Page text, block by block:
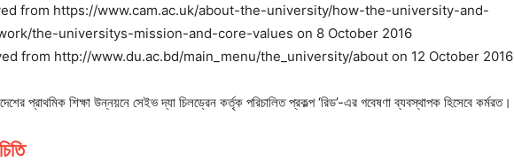
from https://www.cam.ac.uk/about-the-university/how-the-university-and-
the-universitys-mission-and-core-values on 8 October 2016
from http://www.du.ac.bd/main_menu/the_university/about on 12 October 2016
প্রাথমিক শিক্ষা উন্নয়নে সেইভ দ্যা চিলড্রেন কর্তৃক পরিচালিত প্রকল্প ‘রিড’-এর গবেষণা ব্যবস্থাপক হিসেবে কর্মরত।